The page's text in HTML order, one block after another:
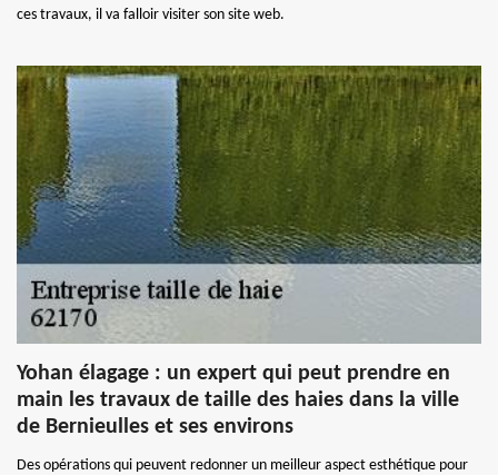
ces travaux, il va falloir visiter son site web.
Yohan élagage : un expert qui peut prendre en
main les travaux de taille des haies dans la ville
de Bernieulles et ses environs
Des opérations qui peuvent redonner un meilleur aspect esthétique pour